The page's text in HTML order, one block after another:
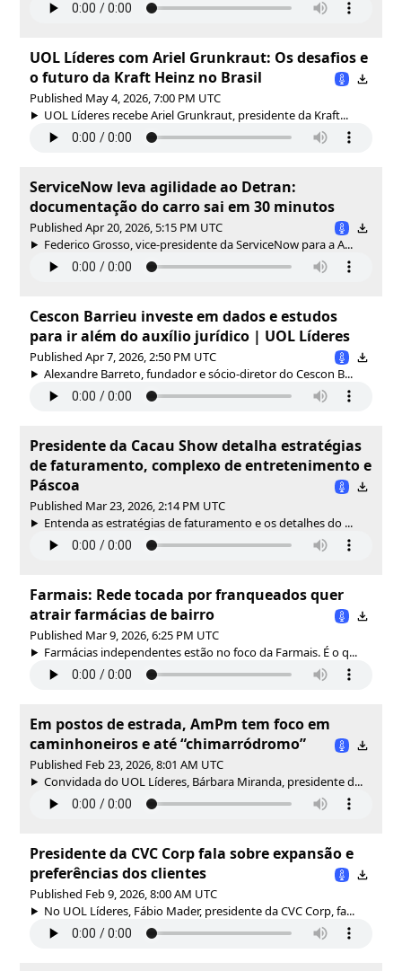
UOL Líderes com Ariel Grunkraut: Os desafios e
o futuro da Kraft Heinz no Brasil
Published May 4, 2026, 7:00 PM UTC
UOL Líderes recebe Ariel Grunkraut, presidente da Kraft...
ServiceNow leva agilidade ao Detran:
documentação do carro sai em 30 minutos
Published Apr 20, 2026, 5:15 PM UTC
Federico Grosso, vice-presidente da ServiceNow para a A...
Cescon Barrieu investe em dados e estudos
para ir além do auxílio jurídico | UOL Líderes
Published Apr 7, 2026, 2:50 PM UTC
Alexandre Barreto, fundador e sócio-diretor do Cescon B...
Presidente da Cacau Show detalha estratégias
de faturamento, complexo de entretenimento e
Páscoa
Published Mar 23, 2026, 2:14 PM UTC
Entenda as estratégias de faturamento e os detalhes do ...
Farmais: Rede tocada por franqueados quer
atrair farmácias de bairro
Published Mar 9, 2026, 6:25 PM UTC
Farmácias independentes estão no foco da Farmais. É o q...
Em postos de estrada, AmPm tem foco em
caminhoneiros e até “chimarródromo”
Published Feb 23, 2026, 8:01 AM UTC
Convidada do UOL Líderes, Bárbara Miranda, presidente d...
Presidente da CVC Corp fala sobre expansão e
preferências dos clientes
Published Feb 9, 2026, 8:00 AM UTC
No UOL Líderes, Fábio Mader, presidente da CVC Corp, fa...